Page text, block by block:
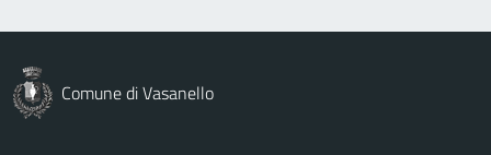
Comune di Vasanello